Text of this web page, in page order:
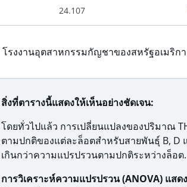
24.107
รงงานอุตสาหกรรมกัญชาของสหรัฐอเมริกา
สิ่งที่ตารางนี้แสดงให้เห็นอย่างชัดเจน:
โดยทั่วไปแล้ว การเปลี่ยนแปลงของปริมาณ
ตามปกติของแต่ละล็อตสำหรับสายพันธุ์ B, D
เกินกว่าความแปรปรวนตามปกติระหว่างล็อต.
การวิเคราะห์ความแปรปรวน (ANOVA) แส